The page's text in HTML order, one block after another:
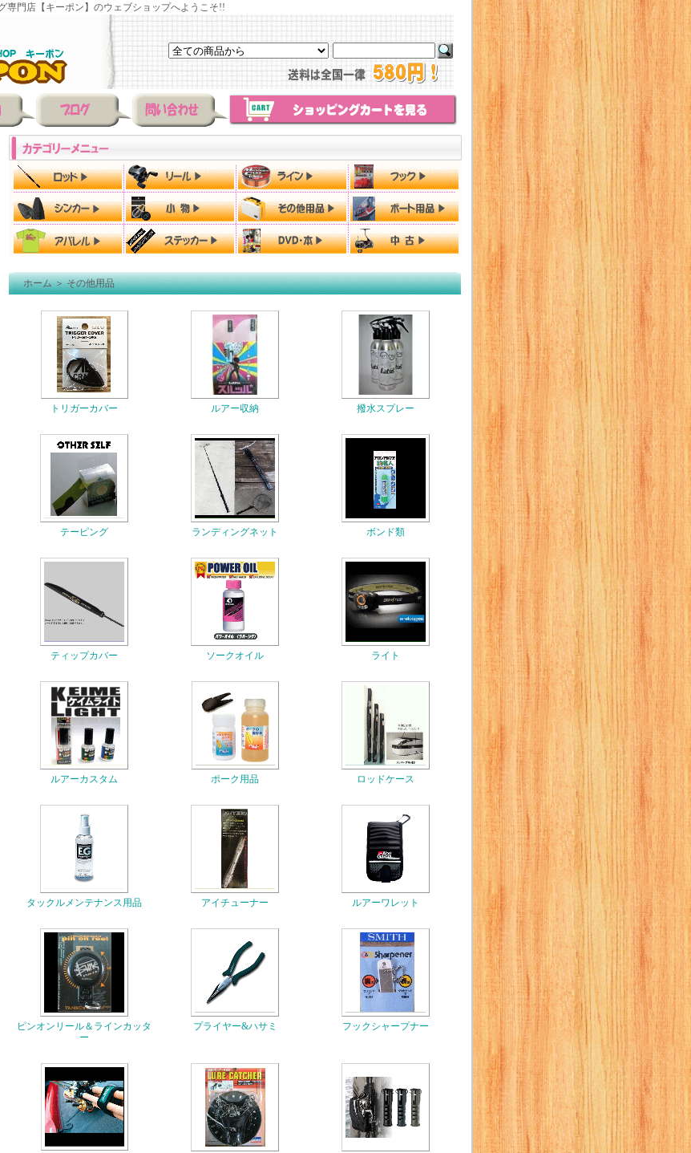
専門店【キーポン】のウェブショップへようこそ!!
ホーム＞その他用品
トリガーカバー ルアー収納 撥水スプレー
テーピング ランディングネット ボンド類
ティップカバー ソークオイル ライト
ルアーカスタム ポーク用品 ロッドケース
タックルメンテナンス用品 アイチューナー ルアーワレット
ピンオンリール＆ラインカッタ
ー
プライヤー&ハサミ フックシャープナー